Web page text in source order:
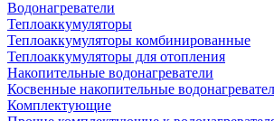
Водонагреватели
Теплоаккумуляторы
Теплоаккумуляторы комбинированные
Теплоаккумуляторы для отопления
Накопительные водонагреватели
Косвенные накопительные
Комплектующие